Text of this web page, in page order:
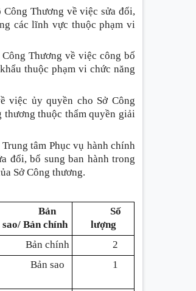
Thương về việc sửa đổi,
các lĩnh vực thuộc phạm vi
Thương về việc công bố
thuộc phạm vi chức năng
việc ủy quyền cho Sở Công
thuộc thẩm quyền giải
tâm Phục vụ hành chính
đổi, bổ sung ban hành trong
Sở Công thương.
Bản
sao/ Bản chính
Số
lượng
Bản chính
2
Bản sao 1